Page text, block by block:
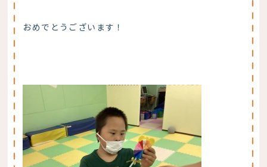
おめでとうございます！